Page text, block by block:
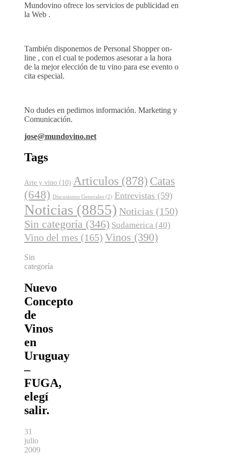
Mundovino ofrece los servicios de publicidad en
la Web .
También disponemos de Personal Shopper on-
line , con el cual te podemos asesorar a la hora
de la mejor elección de tu vino para ese evento o
cita especial.
No dudes en pedirnos información. Marketing y
Comunicación.
jose@mundovino.net
Tags
Arte y vino (10) Articulos (878) Catas
(648) Discusiones Generales (2) Entrevistas (59)
Noticias (8855) Noticias (150)
Sin categoría (346) Sudamerica (40)
Vino del mes (165) Vinos (390)
Sin
categoría
Nuevo
Concepto
de
Vinos
en
Uruguay
–
FUGA,
elegí
salir.
31
julio
2009